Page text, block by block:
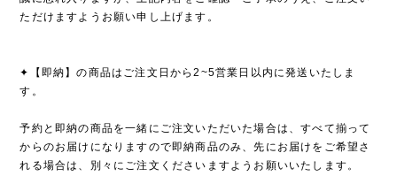
ただけますようお願い申し上げます。
✦【即納】の商品はご注文日から2~5営業日以内に発送いたしま
す。
予約と即納の商品を一緒にご注文いただいた場合は、すべて揃って
からのお届けになりますので即納商品のみ、先にお届けをご希望さ
れる場合は、別々にご注文くださいますようお願いいたします。